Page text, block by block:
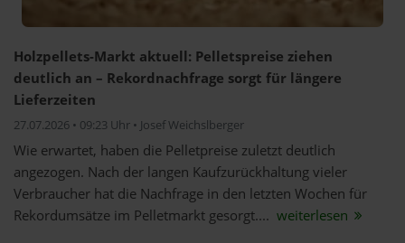
Holzpellets-Markt aktuell: Pelletspreise ziehen
deutlich an – Rekordnachfrage sorgt für längere
Lieferzeiten
27.07.2026 • 09:23 Uhr • Josef Weichslberger
Wie erwartet, haben die Pelletpreise zuletzt deutlich
angezogen. Nach der langen Kaufzurückhaltung vieler
Verbraucher hat die Nachfrage in den letzten Wochen für
Rekordumsätze im Pelletmarkt gesorgt.... weiterlesen